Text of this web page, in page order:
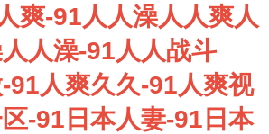
爽-91人人澡人人爽人
人澡-91人人战斗
91人爽久久-91人爽视
-91日本人妻-91日本